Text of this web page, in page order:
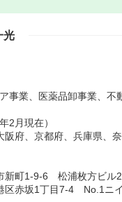
光
事業、医薬品卸事業、不
2月現在）
阪府、京都府、兵庫県、
新町1-9-6 松浦枚方ビル
区赤坂1丁目7-4 No.1ニ